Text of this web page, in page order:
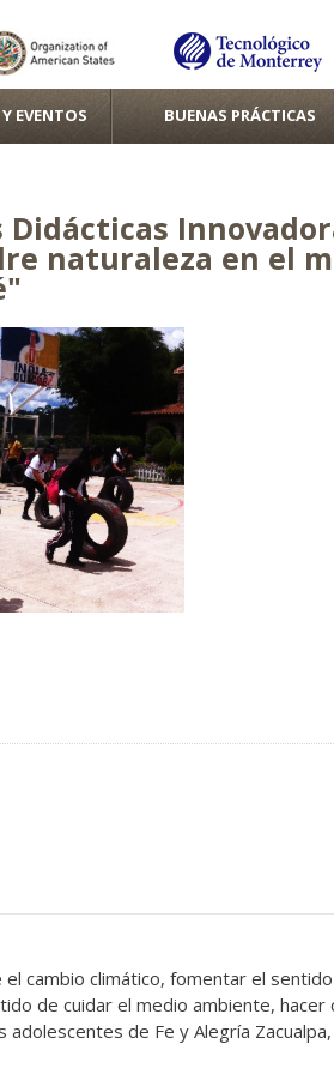
EVENTOS BUENAS PRÁCTICAS
naturaleza en el
cambio climático, fomentar el
de cuidar el medio ambiente, hacer
de Fe y Alegría